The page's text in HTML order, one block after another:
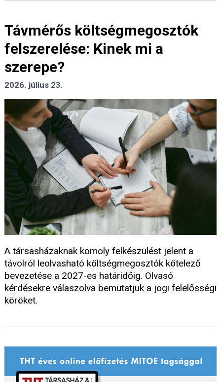
Távmérős költségmegosztók
felszerelése: Kinek mi a
szerepe?
2026. július 23.
A társasházaknak komoly felkészülést jelent a
távolról leolvasható költségmegosztók kötelező
bevezetése a 2027-es határidőig. Olvasó
kérdésekre válaszolva bemutatjuk a jogi felelősségi
köröket.